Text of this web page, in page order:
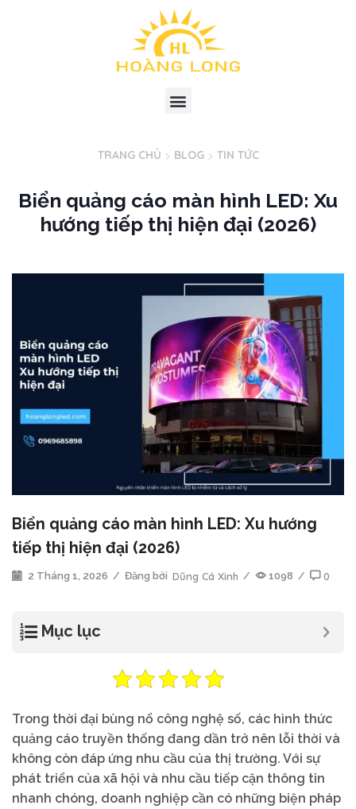
TRANG CHỦ BLOG TIN TỨC
Biển quảng cáo màn hình LED: Xu
hướng tiếp thị hiện đại (2026)
Biển quảng cáo màn hình LED: Xu hướng
tiếp thị hiện đại (2026)
2 Tháng 1, 2026 / Đăng bởi Dũng Cá Xinh / 1098 / 0
Mục lục
Trong thời đại bùng nổ công nghệ số, các hình thức
quảng cáo truyền thống đang dần trở nên lỗi thời và
không còn đáp ứng nhu cầu của thị trường. Với sự
phát triển của xã hội và nhu cầu tiếp cận thông tin
nhanh chóng, doanh nghiệp cần có những biện pháp